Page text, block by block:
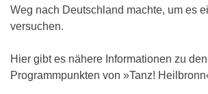
Weg nach Deutschland machte, um es
versuchen.
Hier gibt es nähere Informationen zu
Programmpunkten von »Tanz!